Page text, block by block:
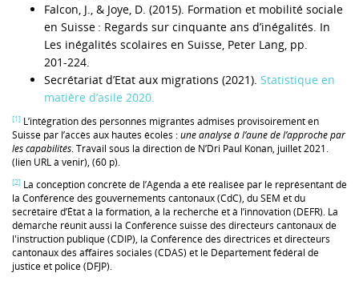
Falcon, J., & Joye, D. (2015). Formation et mobilité sociale
en Suisse : Regards sur cinquante ans d’inégalités. In
Les inégalités scolaires en Suisse, Peter Lang, pp.
201‑224.
Secrétariat d’Etat aux migrations (2021). Statistique en
matière d’asile 2020.
[1] L’intégration des personnes migrantes admises provisoirement en
Suisse par l’accès aux hautes écoles :une analyse à l’aune de l’approche par
les capabilités. Travail sous la direction de N’Dri Paul Konan, juillet 2021.
(lien URL à venir), (60 p).
[2] La conception concrète de l’Agenda a été réalisée par le représentant de
la Conférence des gouvernements cantonaux (CdC), du SEM et du
secrétaire d’État à la formation, à la recherche et à l’innovation (DEFR). La
démarche réunit aussi la Conférence suisse des directeurs cantonaux de
l'instruction publique (CDIP), la Conférence des directrices et directeurs
cantonaux des affaires sociales (CDAS) et le Département fédéral de
justice et police (DFJP).